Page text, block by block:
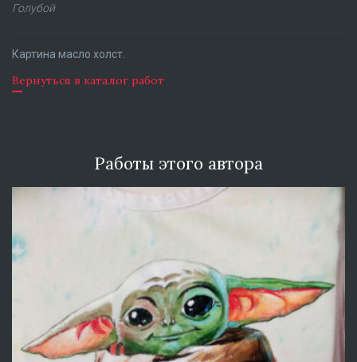
Голубой
Картина масло холст.
Вернуться в каталог работ
Работы этого автора